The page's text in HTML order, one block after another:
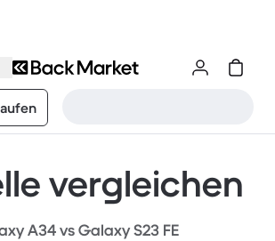
vergleichen
A34 vs Galaxy S23 FE